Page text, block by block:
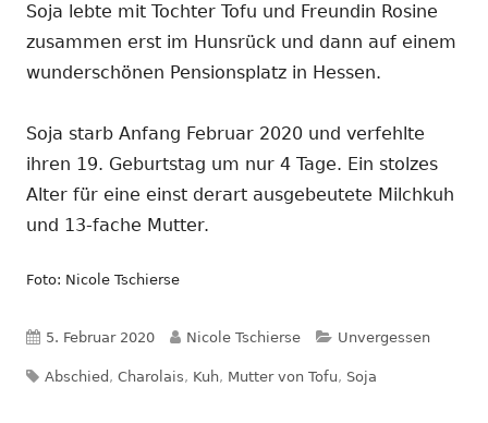
Soja lebte mit Tochter Tofu und Freundin Rosine
zusammen erst im Hunsrück und dann auf einem
wunderschönen Pensionsplatz in Hessen.
Soja starb Anfang Februar 2020 und verfehlte
ihren 19. Geburtstag um nur 4 Tage. Ein stolzes
Alter für eine einst derart ausgebeutete Milchkuh
und 13-fache Mutter.
Foto: Nicole Tschierse
Veröffentlicht
am
5. Februar 2020 Autor
Nicole Tschierse Kategorien
Unvergessen
Schlagwörter
Abschied , Charolais, Kuh, Mutter von Tofu, Soja